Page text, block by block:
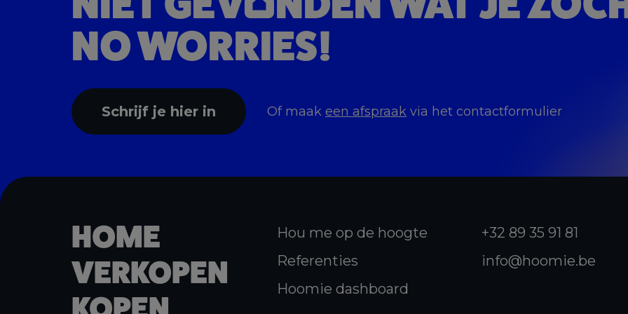
NO WORRIES!
Of maak een afspraak via het contactformulier
Schrijf je hier in
HOME
VERKOPEN
Hou me op de hoogte
Referenties
Hoomie dashboard
+32 89 35 91 81
info@hoomie.be